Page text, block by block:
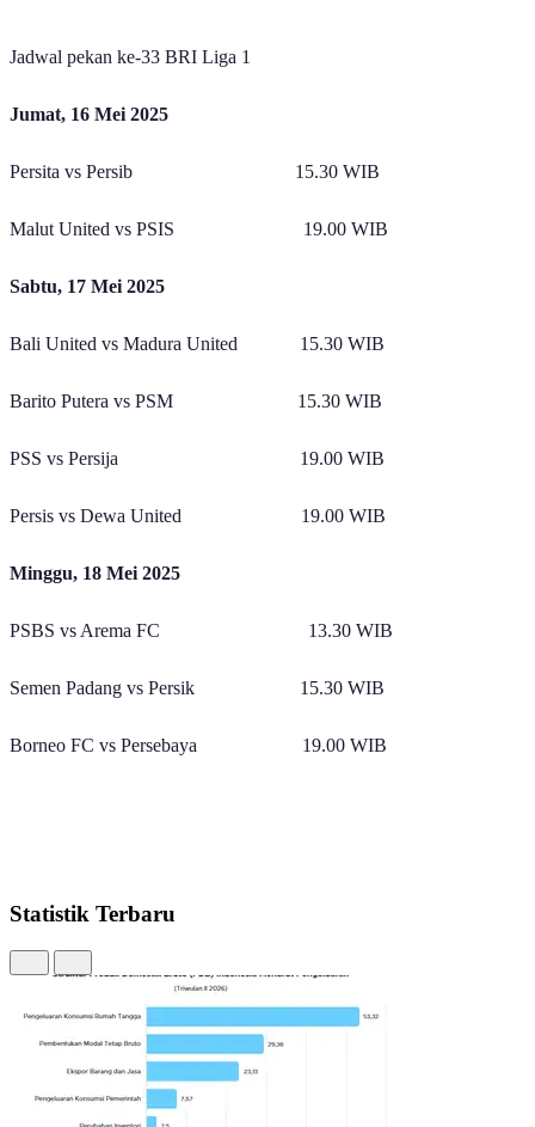
Jadwal pekan ke-33 BRI Liga 1
Jumat, 16 Mei 2025
Persita vs Persib 15.30 WIB
Malut United vs PSIS 19.00 WIB
Sabtu, 17 Mei 2025
Bali United vs Madura United 15.30 WIB
Barito Putera vs PSM 15.30 WIB
PSS vs Persija 19.00 WIB
Persis vs Dewa United 19.00 WIB
Minggu, 18 Mei 2025
PSBS vs Arema FC 13.30 WIB
Semen Padang vs Persik 15.30 WIB
Borneo FC vs Persebaya 19.00 WIB
Statistik Terbaru